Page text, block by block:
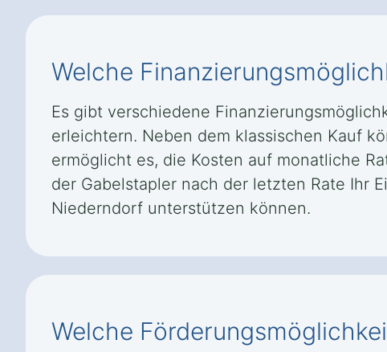
Welche
Es gibt verschiedene
erleichtern. Neben dem klassischen Kauf
ermöglicht es, die Kosten auf monatliche
der Gabelstapler nach der letzten Rate Ihr
Niederndorf unterstützen können.
Welche